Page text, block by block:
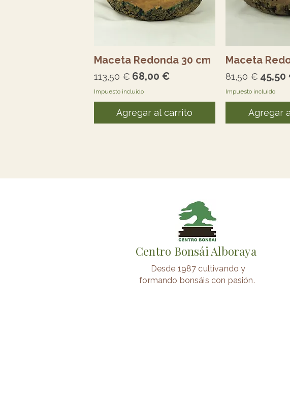
Vista rápida
Maceta Redonda 30 cm
Precio
113,50 € Precio de oferta
68,00 €
Impuesto incluido
Agregar al carrito
Vista
Maceta
Precio
81,50 € 45,50
Impuesto incluido
Agregar
Centro Bonsái Alboraya
Desde 1987 cultivando y
formando bonsáis con pasión.